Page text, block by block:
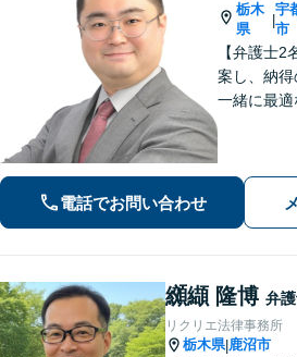
栃木
県
|
宇
市
【弁護士
案し、納得
一緒に最適
ださい【
休日対応】
電話でお問い合わせ
纐纈 隆博 弁
リクリエ法律事務所
栃木県|鹿沼市